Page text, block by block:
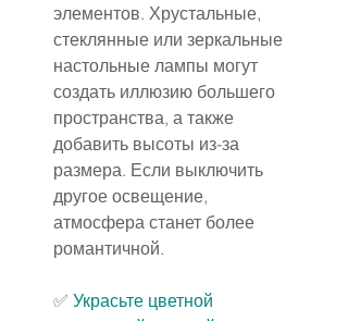
элементов. Хрустальные,
стеклянные или зеркальные
настольные лампы могут
создать иллюзию большего
пространства, а также
добавить высоты из-за
размера. Если выключить
другое освещение,
атмосфера станет более
романтичной.
✅ Украсьте цветной